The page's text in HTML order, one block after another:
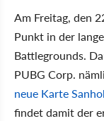
Am Freitag, den
Punkt in der
Battlegrounds.
PUBG Corp.
neue Karte
findet damit der